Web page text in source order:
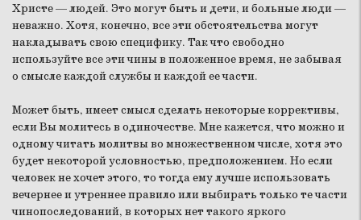
Христе — людей. Это могут быть и дети, и больные люди —
неважно. Хотя, конечно, все эти обстоятельства могут
накладывать свою специфику. Так что свободно
используйте все эти чины в положенное время, не забывая
о смысле каждой службы и каждой ее части.
Может быть, имеет смысл сделать некоторые коррективы,
если Вы молитесь в одиночестве. Мне кажется, что можно и
одному читать молитвы во множественном числе, хотя это
будет некоторой условностью, предположением. Но если
человек не хочет этого, то тогда ему лучше использовать
вечернее и утреннее правило или выбирать только те части
чинопоследований, в которых нет такого яркого